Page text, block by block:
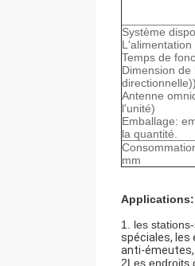
Système
Temps de
Dimension
directionnelle))
Antenne
l'unité)
Emballage:
la quantité.
mm
Applications:
1. les
spéciales, les
anti-
2Les endroits